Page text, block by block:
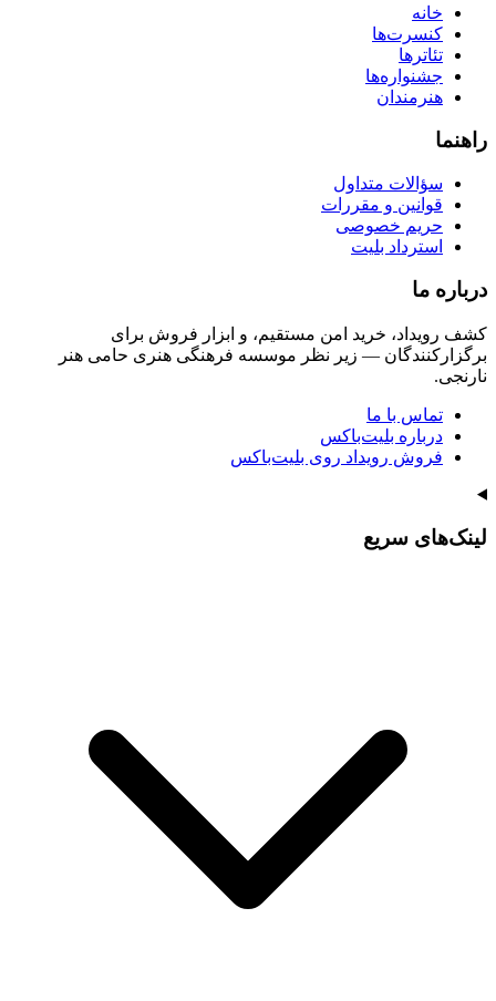
خانه
کنسرت‌ها
تئاترها
جشنواره‌ها
هنرمندان
راهنما
سؤالات متداول
قوانین و مقررات
حریم خصوصی
استرداد بلیت
درباره ما
کشف رویداد، خرید امن مستقیم، و ابزار فروش برای
برگزارکنندگان — زیر نظر موسسه فرهنگی هنری حامی هنر
نارنجی.
تماس با ما
درباره بلیت‌باکس
فروش رویداد روی بلیت‌باکس
لینک‌های سریع